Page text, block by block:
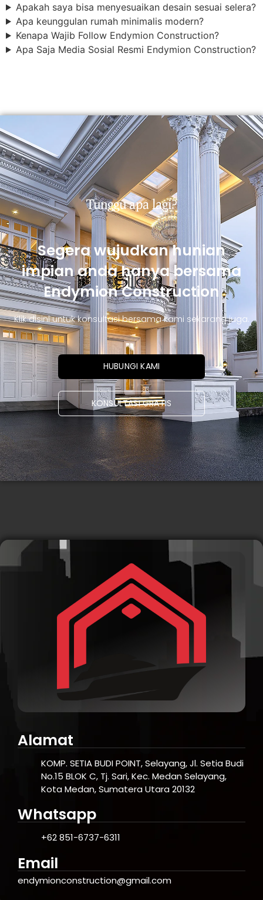
Apakah saya bisa menyesuaikan desain sesuai selera?
Apa keunggulan rumah minimalis modern?
Kenapa Wajib Follow Endymion Construction?
Apa Saja Media Sosial Resmi Endymion Construction?
Tunggu apa lagi?
Segera wujudkan hunian
impian anda hanya bersama
Endymion Construction
Klik disini untuk konsultasi bersama kami sekarang juga.
HUBUNGI KAMI
KONSULTASI GRATIS
Alamat
KOMP. SETIA BUDI POINT, Selayang, Jl. Setia Budi
No.15 BLOK C, Tj. Sari, Kec. Medan Selayang,
Kota Medan, Sumatera Utara 20132
Whatsapp
+62 851-6737-6311
Email
endymionconstruction@gmail.com